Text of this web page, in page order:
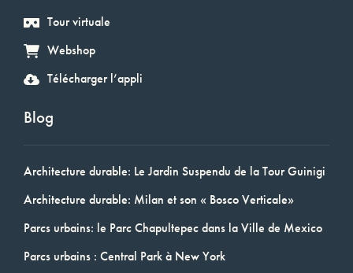
Tour virtuale
Webshop
Télécharger l’appli
Blog
Architecture durable: Le Jardin Suspendu de la Tour Guinigi
Architecture durable: Milan et son « Bosco Verticale»
Parcs urbains: le Parc Chapultepec dans la Ville de Mexico
Parcs urbains : Central Park à New York